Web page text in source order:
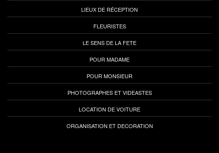
LIEUX DE RÉCEPTION
FLEURISTES
LE SENS DE LA FETE
POUR MADAME
POUR MONSIEUR
PHOTOGRAPHES ET VIDEASTES
LOCATION DE VOITURE
ORGANISATION ET DECORATION